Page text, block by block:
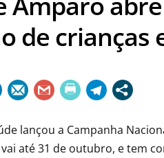
de crianças
lançou a Campanha
até 31 de outubro, e tem